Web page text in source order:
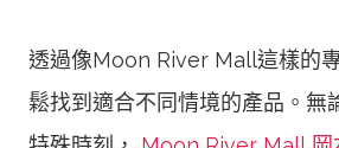
透過像Moon River Mall這樣的
鬆找到適合不同情境的產品。無